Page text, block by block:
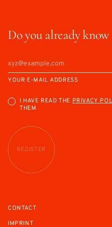
Do you already
YOUR E-MAIL ADDRESS
I HAVE READ THEPRIVACY
THEM
REGISTER
CONTACT
IMPRINT